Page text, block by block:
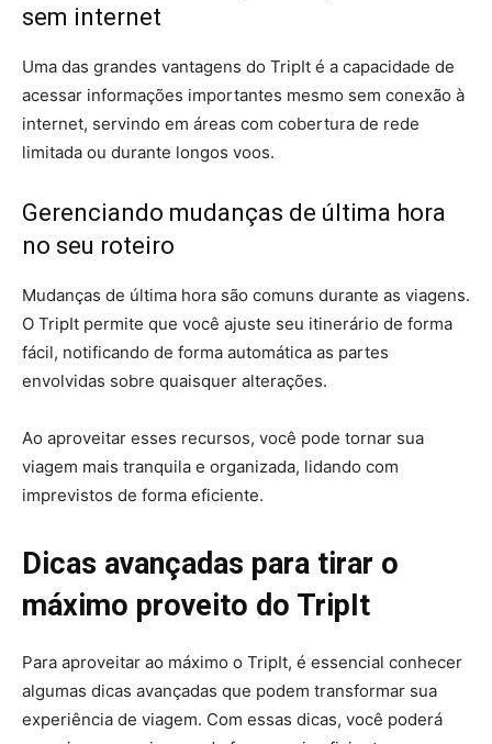
sem internet
Uma das grandes vantagens do TripIt é a capacidade de
acessar informações importantes mesmo sem conexão à
internet, servindo em áreas com cobertura de rede
limitada ou durante longos voos.
Gerenciando mudanças de última hora
no seu roteiro
Mudanças de última hora são comuns durante as viagens.
O TripIt permite que você ajuste seu itinerário de forma
fácil, notificando de forma automática as partes
envolvidas sobre quaisquer alterações.
Ao aproveitar esses recursos, você pode tornar sua
viagem mais tranquila e organizada, lidando com
imprevistos de forma eficiente.
Dicas avançadas para tirar o
máximo proveito do TripIt
Para aproveitar ao máximo o TripIt, é essencial conhecer
algumas dicas avançadas que podem transformar sua
experiência de viagem. Com essas dicas, você poderá